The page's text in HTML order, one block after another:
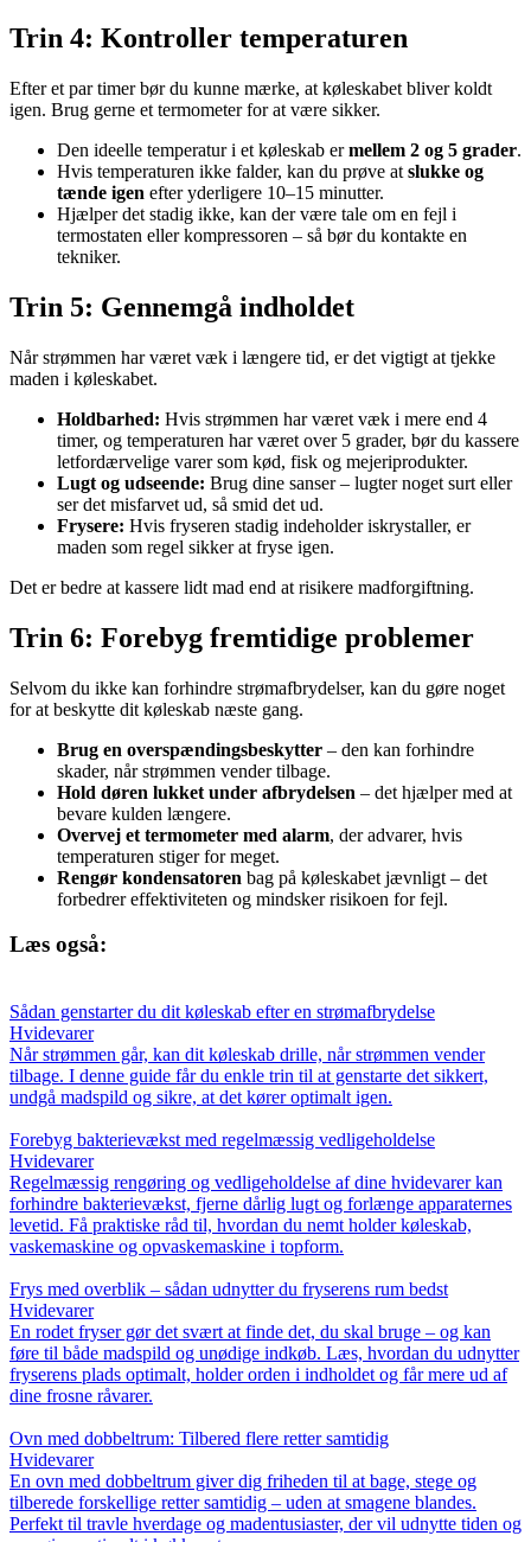
Trin 4: Kontroller temperaturen
Efter et par timer bør du kunne mærke, at køleskabet bliver koldt
igen. Brug gerne et termometer for at være sikker.
Den ideelle temperatur i et køleskab ermellem 2 og 5 grader.
Hvis temperaturen ikke falder, kan du prøve at slukke og
tænde igen efter yderligere 10–15 minutter.
Hjælper det stadig ikke, kan der være tale om en fejl i
termostaten eller kompressoren – så bør du kontakte en
tekniker.
Trin 5: Gennemgå indholdet
Når strømmen har været væk i længere tid, er det vigtigt at tjekke
maden i køleskabet.
Holdbarhed: Hvis strømmen har været væk i mere end 4
timer, og temperaturen har været over 5 grader, bør du kassere
letfordærvelige varer som kød, fisk og mejeriprodukter.
Lugt og udseende: Brug dine sanser – lugter noget surt eller
ser det misfarvet ud, så smid det ud.
Frysere: Hvis fryseren stadig indeholder iskrystaller, er
maden som regel sikker at fryse igen.
Det er bedre at kassere lidt mad end at risikere madforgiftning.
Trin 6: Forebyg fremtidige problemer
Selvom du ikke kan forhindre strømafbrydelser, kan du gøre noget
for at beskytte dit køleskab næste gang.
Brug en overspændingsbeskytter – den kan forhindre
skader, når strømmen vender tilbage.
Hold døren lukket under afbrydelsen – det hjælper med at
bevare kulden længere.
Overvej et termometer med alarm, der advarer, hvis
temperaturen stiger for meget.
Rengør kondensatoren bag på køleskabet jævnligt – det
forbedrer effektiviteten og mindsker risikoen for fejl.
Læs også:
Sådan genstarter du dit køleskab efter en strømafbrydelse
Hvidevarer
Når strømmen går, kan dit køleskab drille, når strømmen vender
tilbage. I denne guide får du enkle trin til at genstarte det sikkert,
undgå madspild og sikre, at det kører optimalt igen.
Forebyg bakterievækst med regelmæssig vedligeholdelse
Hvidevarer
Regelmæssig rengøring og vedligeholdelse af dine hvidevarer kan
forhindre bakterievækst, fjerne dårlig lugt og forlænge apparaternes
levetid. Få praktiske råd til, hvordan du nemt holder køleskab,
vaskemaskine og opvaskemaskine i topform.
Frys med overblik – sådan udnytter du fryserens rum bedst
Hvidevarer
En rodet fryser gør det svært at finde det, du skal bruge – og kan
føre til både madspild og unødige indkøb. Læs, hvordan du udnytter
fryserens plads optimalt, holder orden i indholdet og får mere ud af
dine frosne råvarer.
Ovn med dobbeltrum: Tilbered flere retter samtidig
Hvidevarer
En ovn med dobbeltrum giver dig friheden til at bage, stege og
tilberede forskellige retter samtidig – uden at smagene blandes.
Perfekt til travle hverdage og madentusiaster, der vil udnytte tiden og